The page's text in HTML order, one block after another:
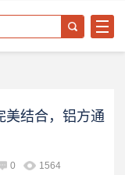
美结合，铝方通
0 1564